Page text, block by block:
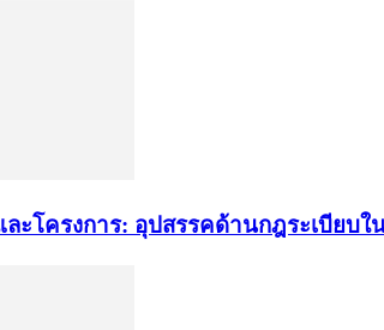
ละโครงการ: อุปสรรคด้านกฎระเบีย